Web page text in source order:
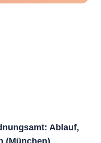
Ablauf,
(München)